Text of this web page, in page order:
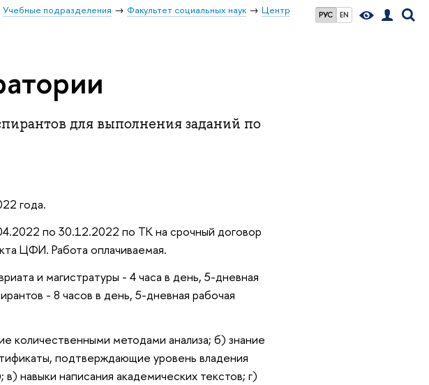
РУС EN
Учебные подразделения Факультет социальных наук
Центр
для выполнения заданий по
года.
по 30.12.2022 по ТК на срочный договор
ЦФИ. Работа оплачиваемая.
и магистратуры - 4 часа в день, 5-дневная
- 8 часов в день, 5-дневная рабочая
количественными методами анализа; б) знание
подтверждающие уровень владения
навыки написания академических текстов; г)